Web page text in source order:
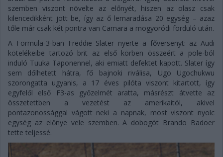
szemben viszont növelte az előnyét, hiszen az olasz csak
kilencedikként jött be, így az ő lemaradása 20 egység – azaz
tőle már csak két pontra van Camara a mogyoródi forduló után.
A Formula-3-ban Freddie Slater nyerte a főversenyt: az Audi
kötelékeibe tartozó brit az első körben összeért a pole-ból
induló Tuuka Taponennel, aki emiatt defektet kapott. Slater így
sem dőlhetett hátra, fő bajnoki riválisa, Ugo Ugochukwu
szorongatta ugyanis, a 17 éves pilóta viszont kitartott, így
egyfelől első F3-as győzelmét aratta, másrészt átvette az
összetettben a vezetést az amerikaitól, akivel
pontazonossággal vágott neki a napnak, most viszont nyolc
egység az előnye vele szemben. A dobogót Brando Badoer
tette teljessé.